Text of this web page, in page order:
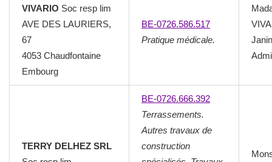
VIVARIO Soc resp lim
AVE DES LAURIERS,
67
4053 Chaudfontaine
Embourg
BE-0726.586.517
Pratique médicale.
TERRY DELHEZ SRL
BE-0726.666.392
Terrassements.
Autres travaux de
construction